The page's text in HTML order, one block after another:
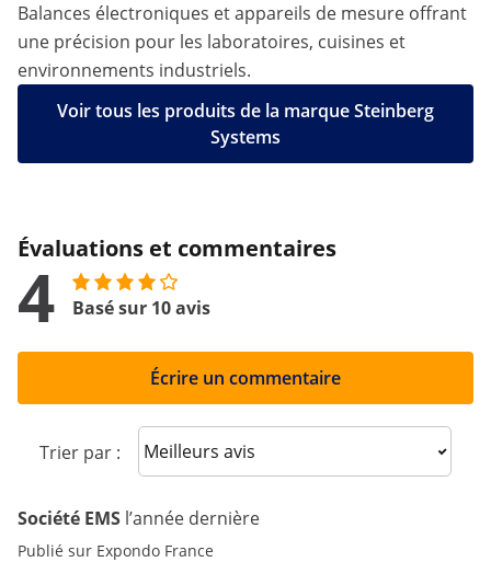
Balances électroniques et appareils de mesure offrant
une précision pour les laboratoires, cuisines et
environnements industriels.
Voir tous les produits de la marque Steinberg
Systems
Évaluations et commentaires
4 Basé sur 10 avis
Écrire un commentaire
Trier par : Sort reviews
Société EMS l’année dernière
Publié sur Expondo France